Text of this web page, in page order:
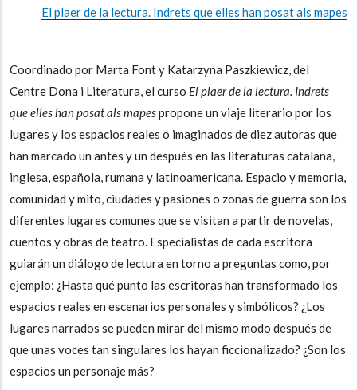
El plaer de la lectura. Indrets que elles han posat als mapes
Coordinado por Marta Font y Katarzyna Paszkiewicz, del
Centre Dona i Literatura, el curso El plaer de la lectura. Indrets
que elles han posat als mapespropone un viaje literario por los
lugares y los espacios reales o imaginados de diez autoras que
han marcado un antes y un después en las literaturas catalana,
inglesa, española, rumana y latinoamericana. Espacio y memoria,
comunidad y mito, ciudades y pasiones o zonas de guerra son los
diferentes lugares comunes que se visitan a partir de novelas,
cuentos y obras de teatro. Especialistas de cada escritora
guiarán un diálogo de lectura en torno a preguntas como, por
ejemplo: ¿Hasta qué punto las escritoras han transformado los
espacios reales en escenarios personales y simbólicos? ¿Los
lugares narrados se pueden mirar del mismo modo después de
que unas voces tan singulares los hayan ficcionalizado? ¿Son los
espacios un personaje más?